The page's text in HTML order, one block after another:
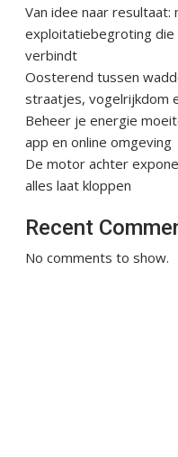
Van idee naar resultaat:
exploitatiebegroting
verbindt
Oosterend tussen
straatjes, vogelrijkdom
Beheer je energie
app en online omgeving
De motor achter
alles laat kloppen
Recent
No comments to show.